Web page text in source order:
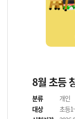
8월 초등
분류
개인
대상
초등